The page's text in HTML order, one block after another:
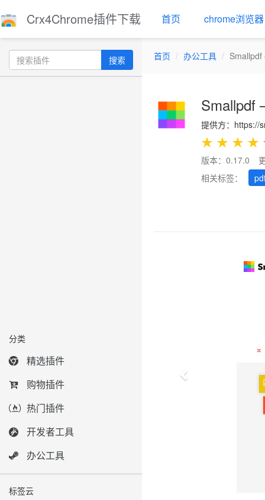
Crx4Chrome插件下载 首页 chrome浏览器
搜索
分类
精选插件
购物插件
热门插件
开发者工具
办公工具
标签云
首页 办公工具 Smallpdf
Smallpdf
提供方：https://
★ ★ ★ ★
版本：0.17.0
相关标签：